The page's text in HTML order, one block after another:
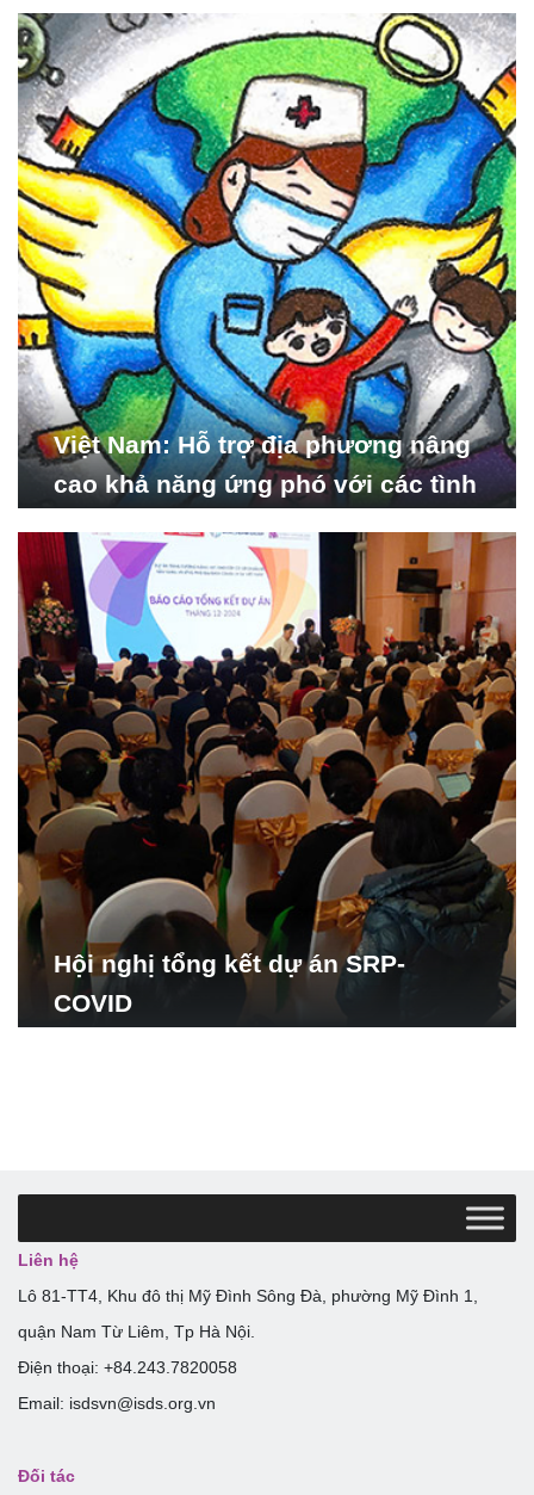
Nghiên cứu Phát triển Xã
hội_ISDS)
Việt Nam: Hỗ trợ địa phương nâng
cao khả năng ứng phó với các tình
Hội nghị tổng kết dự án SRP-
COVID
Liên hệ
Lô 81-TT4, Khu đô thị Mỹ Đình Sông Đà, phường Mỹ Đình 1,
quận Nam Từ Liêm, Tp Hà Nội.
Điện thoại: +84.243.7820058
Email: isdsvn@isds.org.vn
Đối tác